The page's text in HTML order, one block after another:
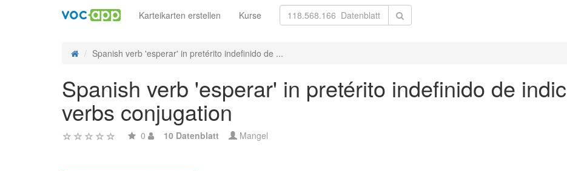
Karteikarten erstellen Kurse
Spanish verb 'esperar' in pretérito indefinido de ...
Spanish verb 'esperar' in pretérito indefinido de
verbs conjugation
0 10 Datenblatt Mangel